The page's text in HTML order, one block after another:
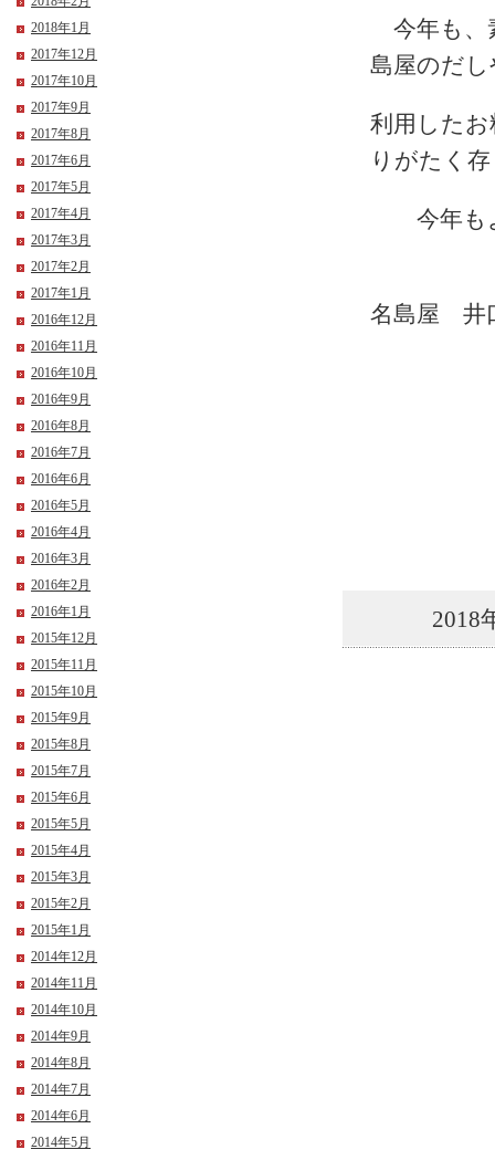
今年も、
島屋のだ
利用した
りがたく
今年
名島屋 井
2018
2018年1月
2017年12月
2017年10月
2017年9月
2017年8月
2017年6月
2017年5月
2017年4月
2017年3月
2017年2月
2017年1月
2016年12月
2016年11月
2016年10月
2016年9月
2016年8月
2016年7月
2016年6月
2016年5月
2016年4月
2016年3月
2016年2月
2016年1月
2015年12月
2015年11月
2015年10月
2015年9月
2015年8月
2015年7月
2015年6月
2015年5月
2015年4月
2015年3月
2015年2月
2015年1月
2014年12月
2014年11月
2014年10月
2014年9月
2014年8月
2014年7月
2014年6月
2014年5月